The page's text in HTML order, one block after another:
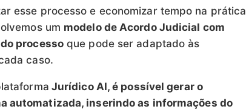
esse processo e economizar tempo na prática
um modelo de Acordo Judicial com
processoque pode ser adaptado às
caso.
Jurídico AI, é possível gerar o
automatizada, inserindo as informações do